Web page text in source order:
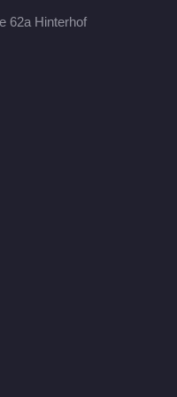
62a Hinterhof